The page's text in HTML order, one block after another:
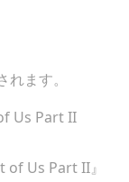
ます。
Us Part II
of Us Part II』